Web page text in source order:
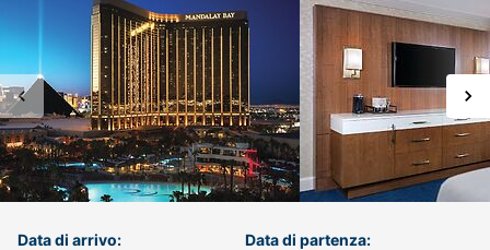
Data di arrivo: Data di partenza: